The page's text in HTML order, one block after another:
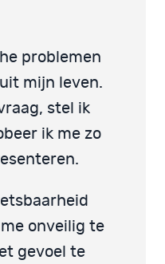
problemen
mijn leven.
stel ik
ik me zo
onveilig te
gevoel te